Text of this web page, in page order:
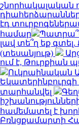
շնորհակալական
էդ
համար
լավ տե՞ղ եք
(տեսանյութ)
ում է, Թուրքիան
Ուկրաինական
Եկատերինբուրգի
տարհանվել
համեմատել է
Բռնցքամարտի